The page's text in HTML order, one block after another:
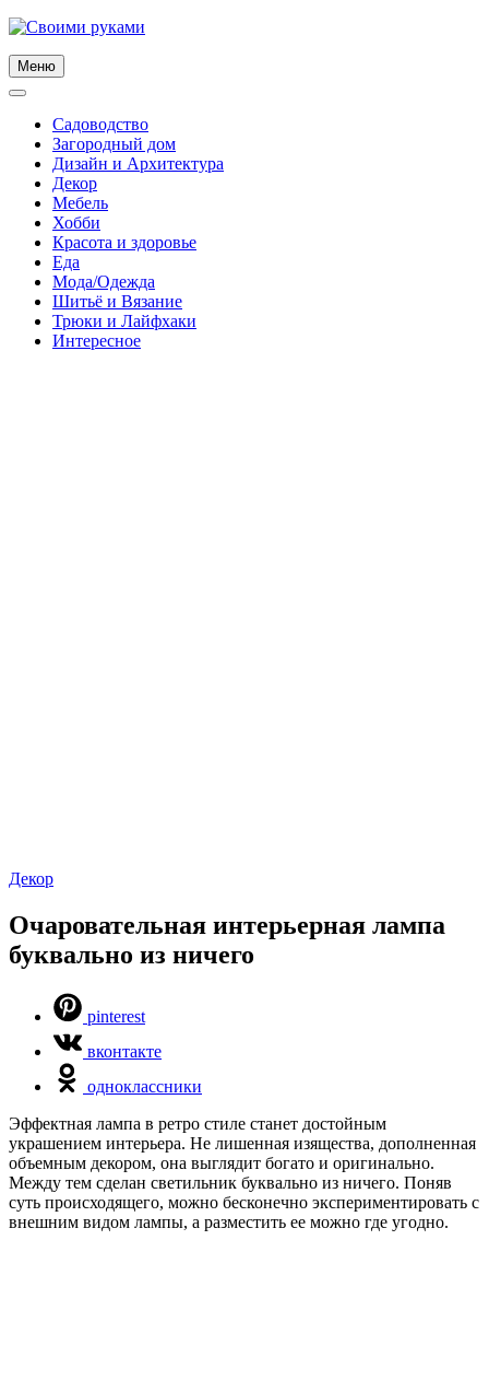
Skip
content
Меню
Садоводство
Загородный дом
Дизайн и Архитектура
Декор
Мебель
Хобби
Красота и здоровье
Еда
Мода/Одежда
Шитьё и Вязание
Трюки и Лайфхаки
Интересное
Декор
Очаровательная интерьерная лампа
буквально из ничего
pinterest
вконтакте
одноклассники
Эффектная лампа в ретро стиле станет достойным
украшением интерьера. Не лишенная изящества, дополненная
объемным декором, она выглядит богато и оригинально.
Между тем сделан светильник буквально из ничего. Поняв
суть происходящего, можно бесконечно экспериментировать с
внешним видом лампы, а разместить ее можно где угодно.